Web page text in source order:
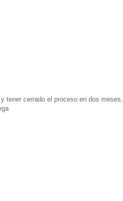
tener cerrado el proceso en dos meses.